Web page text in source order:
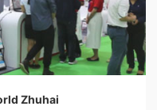
Zhuhai